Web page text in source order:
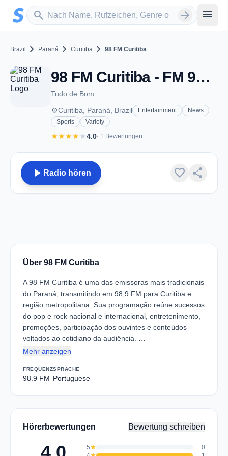
Zum Hauptinhalt springen
search
Sender suchen arrow_forward menu
Brazil chevron_right Paraná chevron_right Curitiba chevron_right 98 FM Curitiba
98 FM Curitiba - FM 98.9 - Curitiba
Tudo de Bom
placeCuritiba, Paraná, Brazil Entertainment
News
Sports
Variety
starstarstarstarstar4.0· 1 Bewertungen
play_arrow Radio hören favorite share
Über 98 FM Curitiba
A 98 FM Curitiba é uma das emissoras mais tradicionais
do Paraná, transmitindo em 98,9 FM para Curitiba e
região metropolitana. Sua programação reúne sucessos
do pop e rock nacional e internacional, entretenimento,
promoções, participação dos ouvintes e conteúdos
voltados ao cotidiano da audiência. …
Mehr anzeigen
FREQUENZ
98.9 FM
SPRACHE
Portuguese
Hörerbewertungen Bewertung schreiben
5star
0